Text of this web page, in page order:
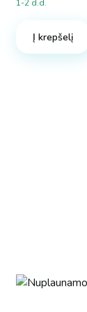
1-2 d.d.
Į krepšelį